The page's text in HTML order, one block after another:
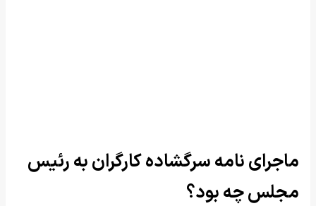
ماجرای نامه سرگشاده کارگران به رئیس
مجلس چه بود؟